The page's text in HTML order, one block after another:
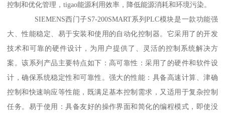
控制和优化管理，tigao能源利用效率，降低能源消耗和环境污染。
SIEMENS西门子S7-200SMART系列PLC模块是一款功能强
大、性能稳定、易于安装和使用的自动化控制器。它采用了的开发
技术和可靠的硬件设计，为用户提供了、灵活的控制系统解决方
案。该系列产品主要特点如下：高可靠性：采用了的硬件和软件设
计，确保系统稳定性和可靠性。强大的性能：具备高速计算、津确
控制和快速响应等性能，既满足基本控制需求，又适用于复杂控制
任务。易于使用：具备友好的操作界面和简化的编程模式，即使没